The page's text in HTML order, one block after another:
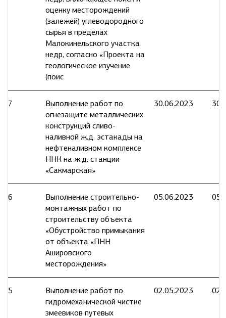
оценку месторождений
(залежей) углеводородного
сырья в пределах
Малокинельского участка
недр, согласно «Проекта на
геологическое изучение
(поис
7
Выполнение работ по
огнезащите металлических
конструкций сливо-
наливной ж.д. эстакады на
нефтеналивном комплексе
ННК на ж.д. станции
«Сакмарская»
30.06.2023
6
Выполнение строительно-
монтажных работ по
строительству объекта
«Обустройство примыкания
от объекта «ПНН
Ашировского
месторождения»
05.06.2023
5
Выполнение работ по
гидромеханической чистке
змеевиков путевых
02.05.2023